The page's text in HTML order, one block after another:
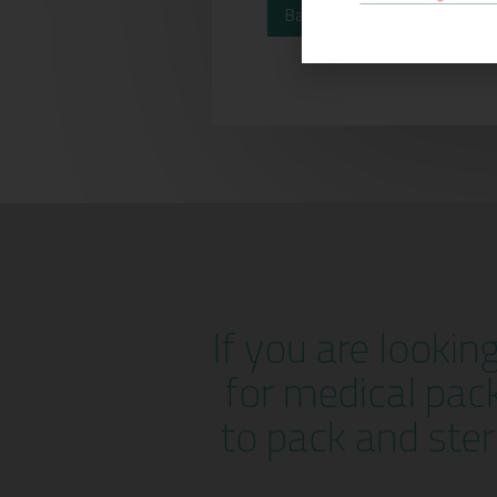
Back to News
If you are
for medical
to pack and